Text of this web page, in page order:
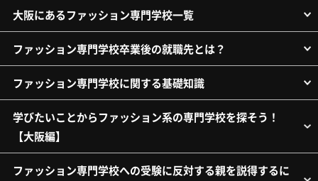
大阪にあるファッション専門学校一覧
ファッション専門学校卒業後の就職先とは？
ファッション専門学校に関する基礎知識
学びたいことからファッション系の専門学校を探そう！
【大阪編】
ファッション専門学校への受験に反対する親を説得するに